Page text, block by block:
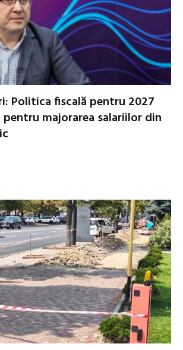
Politica fiscală pentru 2027
pentru majorarea salariilor din